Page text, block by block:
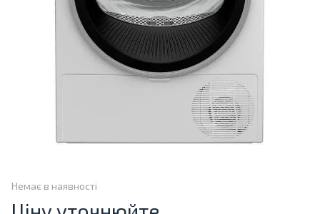
Немає в наявності